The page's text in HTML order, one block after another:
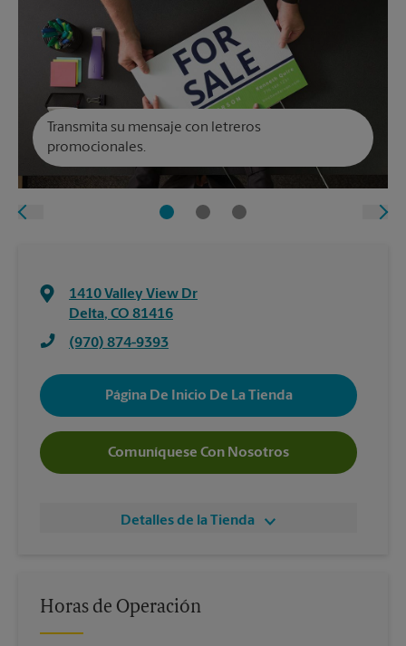
Transmita su mensaje con letreros
promocionales.
1410 Valley View Dr
Delta, CO 81416
(970) 874-9393
Página De Inicio De La Tienda
Comuníquese Con Nosotros
Detalles de la Tienda
Horas de Operación